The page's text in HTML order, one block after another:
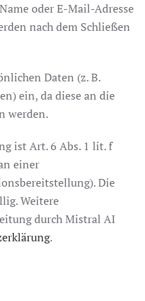
oder E-Mail-Adresse
nach dem Schließen
Daten (z. B.
ein, da diese an die
werden.
ist Art. 6 Abs. 1 lit. f
einer
Die
Weitere
durch Mistral AI
.